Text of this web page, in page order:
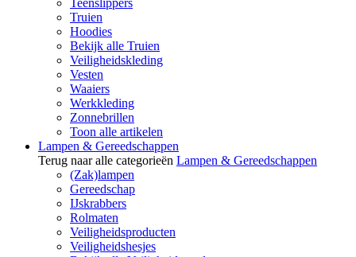
Teenslippers
Truien
Hoodies
Bekijk alle Truien
Veiligheidskleding
Vesten
Waaiers
Werkkleding
Zonnebrillen
Toon alle artikelen
Lampen & Gereedschappen
Terug naar alle categorieën Lampen & Gereedschappen
(Zak)lampen
Gereedschap
IJskrabbers
Rolmaten
Veiligheidsproducten
Veiligheidshesjes